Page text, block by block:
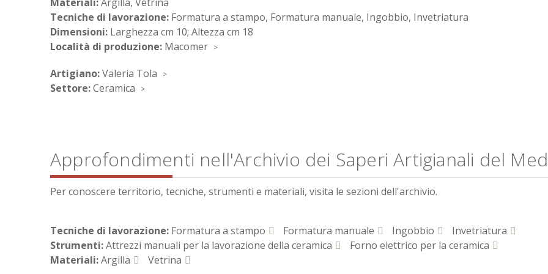
Tecniche di lavorazione: Formatura a stampo, Formatura manuale, Ingobbio, Invetriatura
Dimensioni: Larghezza cm 10; Altezza cm 18
Località di produzione: Macomer
Artigiano:Valeria Tola
Settore:Ceramica
Approfondimenti nell'Archivio dei Saperi Artigianali del
Per conoscere territorio, tecniche, strumenti e materiali, visita le sezioni dell'archivio.
Tecniche di lavorazione: Formatura a stampo Formatura manuale Ingobbio
Invetriatura
Strumenti:Attrezzi manuali per la lavorazione della ceramica
Forno elettrico per la ceramica
Materiali:Argilla Vetrina